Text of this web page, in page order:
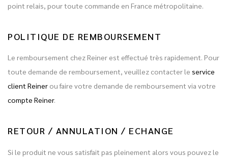
point relais, pour toute commande en France métropolitaine.
POLITIQUE DE REMBOURSEMENT
Le remboursement chez Reiner est effectué très rapidement. Pour
toute demande de remboursement, veuillez contacter le service
client Reiner ou faire votre demande de remboursement via votre
compte Reiner.
RETOUR / ANNULATION / ECHANGE
Si le produit ne vous satisfait pas pleinement alors vous pouvez le